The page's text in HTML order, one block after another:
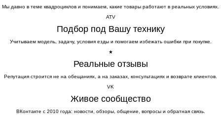
Мы давно в теме квадроциклов и понимаем, какие товары работают в реальных условиях.
ATV
Подбор под Вашу технику
Учитываем модель, задачу, условия езды и помогаем избежать ошибки при покупке.
★
Реальные отзывы
Репутация строится не на обещаниях, а на заказах, консультациях и возврате клиентов.
VK
Живое сообщество
ВКонтакте с 2010 года: новости, обзоры, общение, вопросы и обратная связь.